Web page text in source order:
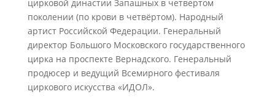
цирковой династии Запашных в четвертом
поколении (по крови в четвёртом). Народный
артист Российской Федерации. Генеральный
директор Большого Московского государственного
цирка на проспекте Вернадского. Генеральный
продюсер и ведущий Всемирного фестиваля
циркового искусства «ИДОЛ».